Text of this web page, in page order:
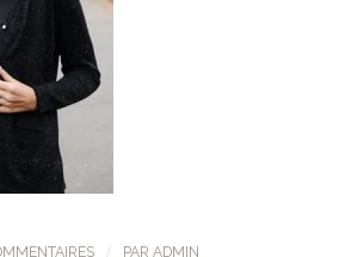
/ PAR ADMIN